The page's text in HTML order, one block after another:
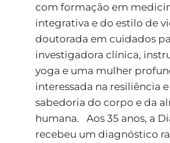
com formação em
integrativa e do estilo de
doutorada em cuidados
investigadora clínica,
yoga e uma mulher
interessada na resiliência e
sabedoria do corpo e da
humana. Aos 35 anos, a
recebeu um diagnóstico